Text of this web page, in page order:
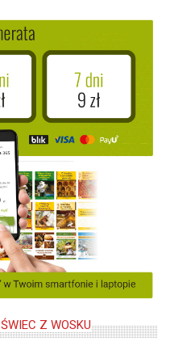
Z WOSKU